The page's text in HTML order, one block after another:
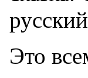
Это